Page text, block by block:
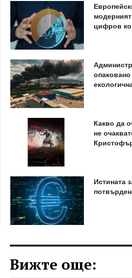
цифров
Какво да
не
Истината
Вижте още: